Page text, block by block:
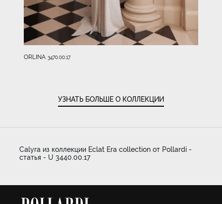
ORLINA 3470.00.17
УЗНАТЬ БОЛЬШЕ О КОЛЛЕКЦИИ
Calyra из коллекции Eclat Era collection от Pollardi -
статья - U 3440.00.17